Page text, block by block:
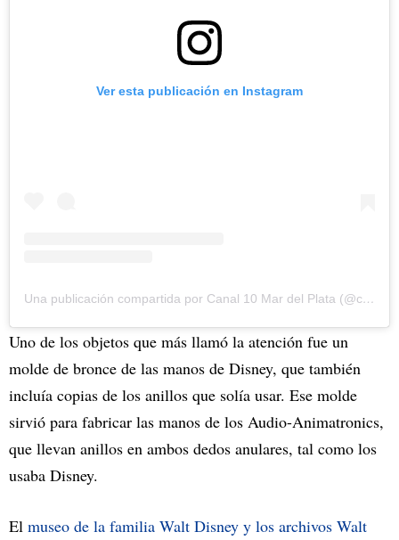
Ver esta publicación en Instagram
Una publicación compartida por Canal 10 Mar del Plata (@canal10mdp)
Uno de los objetos que más llamó la atención fue un
molde de bronce de las manos de Disney, que también
incluía copias de los anillos que solía usar. Ese molde
sirvió para fabricar las manos de los Audio-Animatronics,
que llevan anillos en ambos dedos anulares, tal como los
usaba Disney.
El museo de la familia Walt Disney y los archivos Walt